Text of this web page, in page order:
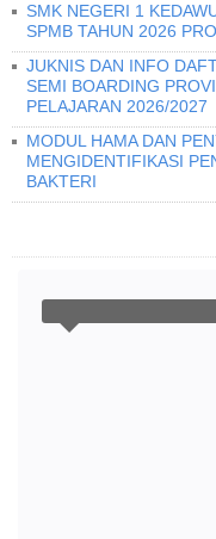
SMK NEGERI 1
SPMB TAHUN 2026
JUKNIS DAN INFO
SEMI BOARDING
PELAJARAN 2026/2027
MODUL HAMA DAN
MENGIDENTIFIKASI
BAKTERI